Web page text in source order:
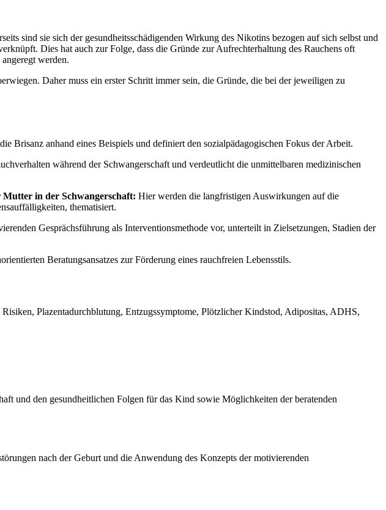
sind sie sich der gesundheitsschädigenden Wirkung des Nikotins bezogen auf sich selbst und
Dies hat auch zur Folge, dass die Gründe zur Aufrechterhaltung des Rauchens oft
werden.
Daher muss ein erster Schritt immer sein, die Gründe, die bei der jeweiligen zu
Brisanz anhand eines Beispiels und definiert den sozialpädagogischen Fokus der Arbeit.
während der Schwangerschaft und verdeutlicht die unmittelbaren medizinischen
in der Schwangerschaft: Hier werden die langfristigen Auswirkungen auf die
thematisiert.
Gesprächsführung als Interventionsmethode vor, unterteilt in Zielsetzungen, Stadien der
Beratungsansatzes zur Förderung eines rauchfreien Lebensstils.
Plazentadurchblutung, Entzugssymptome, Plötzlicher Kindstod, Adipositas, ADHS,
und den gesundheitlichen Folgen für das Kind sowie Möglichkeiten der beratenden
nach der Geburt und die Anwendung des Konzepts der motivierenden